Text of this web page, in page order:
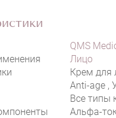
QMS
Лицо
Крем для
Anti-age ,
Все типы
Альфа-